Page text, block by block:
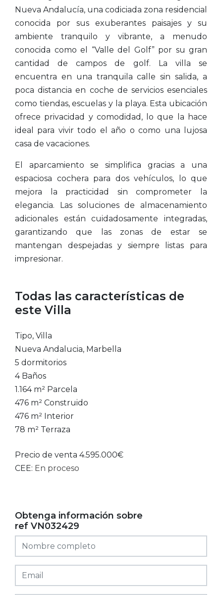
Obtenga información sobre
ref VN032429
Nueva Andalucía, una codiciada zona residencial
conocida por sus exuberantes paisajes y su
ambiente tranquilo y vibrante, a menudo
conocida como el “Valle del Golf” por su gran
cantidad de campos de golf. La villa se
encuentra en una tranquila calle sin salida, a
poca distancia en coche de servicios esenciales
como tiendas, escuelas y la playa. Esta ubicación
ofrece privacidad y comodidad, lo que la hace
ideal para vivir todo el año o como una lujosa
casa de vacaciones.
El aparcamiento se simplifica gracias a una
espaciosa cochera para dos vehículos, lo que
mejora la practicidad sin comprometer la
elegancia. Las soluciones de almacenamiento
adicionales están cuidadosamente integradas,
garantizando que las zonas de estar se
mantengan despejadas y siempre listas para
impresionar.
Todas las características de
este Villa
Tipo, Villa
Nueva Andalucia, Marbella
5 dormitorios
4 Baños
1.164 m² Parcela
476 m² Construido
476 m² Interior
78 m² Terraza
Precio de venta 4.595.000€
CEE: En proceso